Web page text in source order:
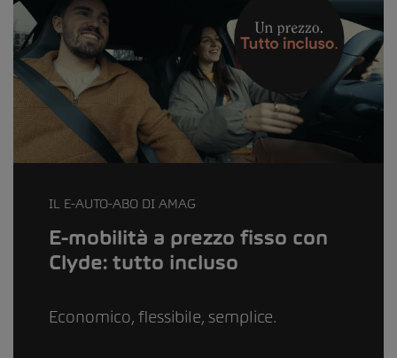
IL E-AUTO-ABO DI AMAG
E-mobilità a prezzo fisso con
Clyde: tutto incluso
Economico, flessibile, semplice.